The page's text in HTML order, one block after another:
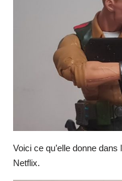
Voici ce qu’elle donne
Netflix.